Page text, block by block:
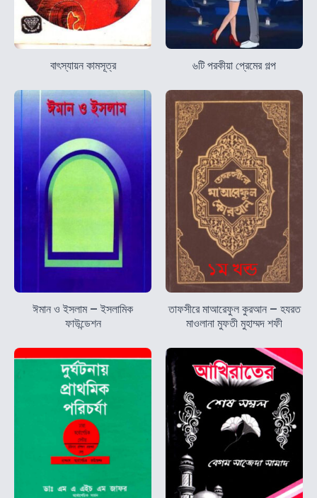
বাৎস্যায়ন কামসূত্র ৬টি পরকীয়া প্রেমের গল্প
ঈমান ও ইসলাম – ইসলামিক
ফাউন্ডেশন
তাফসীরে মাআরেফুল কুরআন – হযরত
মাওলানা মুফতী মুহাম্মদ শফী